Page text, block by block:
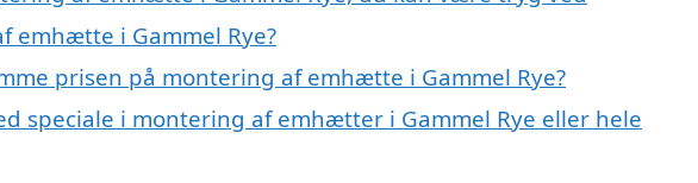
emhætte i Gammel Rye?
prisen på montering af emhætte i Gammel Rye?
speciale i montering af emhætter i Gammel Rye eller hele